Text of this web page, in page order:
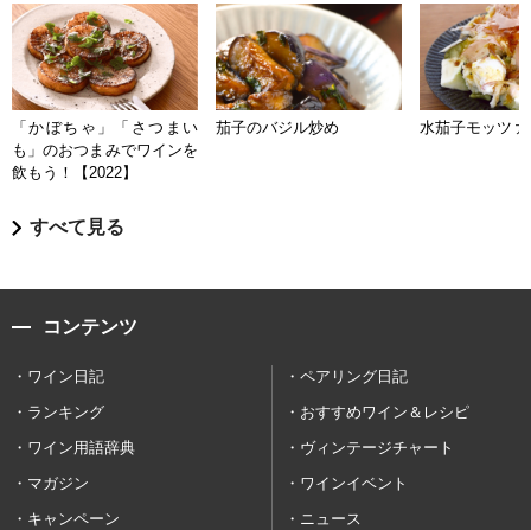
「かぼちゃ」「さつまい
も」のおつまみでワインを
飲もう！【2022】
茄子のバジル炒め 水茄子モッツァ
すべて見る
コンテンツ
ワイン日記
ペアリング日記
ランキング
おすすめワイン＆レシピ
ワイン用語辞典
ヴィンテージチャート
マガジン
ワインイベント
キャンペーン
ニュース